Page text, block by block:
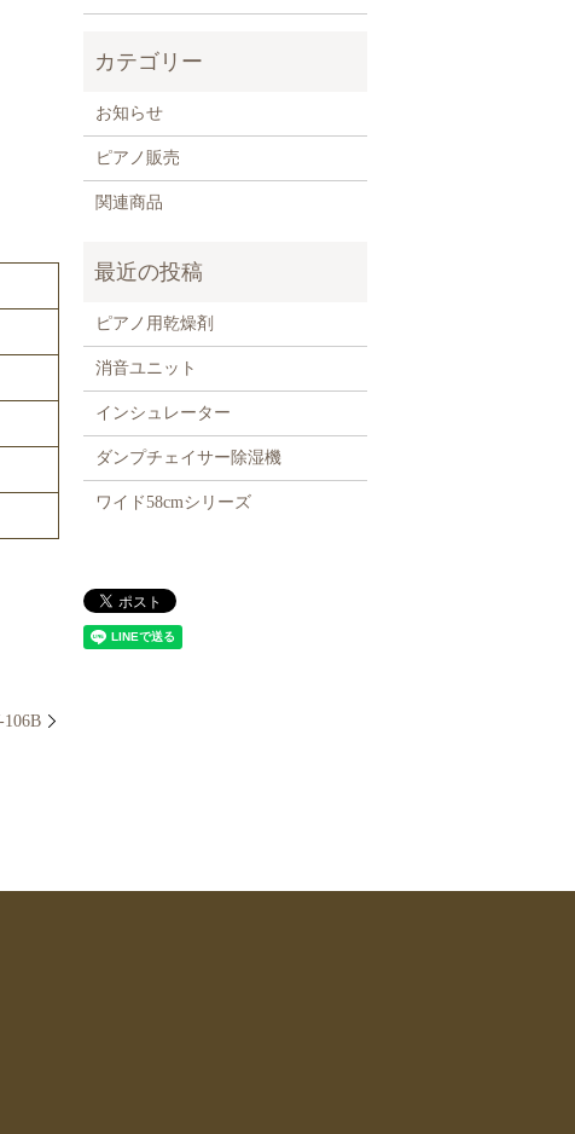
お知らせ
ピアノ販売
関連商品
ピアノ用乾燥剤
消音ユニット
インシュレーター
ダンプチェイサー除湿機
ワイド58cmシリーズ